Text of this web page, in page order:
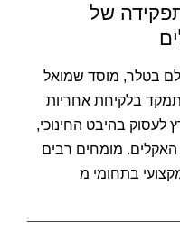
של
בשעות 14:30– 09:30אולם בטלר, מוסד שמואל
מתמקד בלקיחת אחריות
בהיבט החינוכי,
מומחים רבים
בתחומי מ